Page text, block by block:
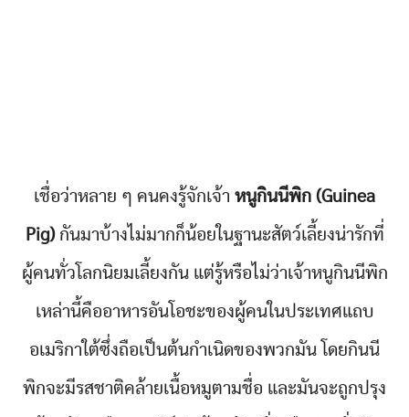
เชื่อว่าหลาย ๆ คนคงรู้จักเจ้า หนูกินนีพิก (Guinea
Pig)กันมาบ้างไม่มากก็น้อยในฐานะสัตว์เลี้ยงน่ารักที่
ผู้คนทั่วโลกนิยมเลี้ยงกัน แต่รู้หรือไม่ว่าเจ้าหนูกินนีพิก
เหล่านี้คืออาหารอันโอชะของผู้คนในประเทศแถบ
อเมริกาใต้ซึ่งถือเป็นต้นกำเนิดของพวกมัน โดยกินนี
พิกจะมีรสชาติคล้ายเนื้อหมูตามชื่อ และมันจะถูกปรุง